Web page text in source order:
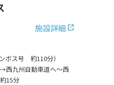
施設詳細
ボス号 約110分）
九州自動車道へ～西
15分